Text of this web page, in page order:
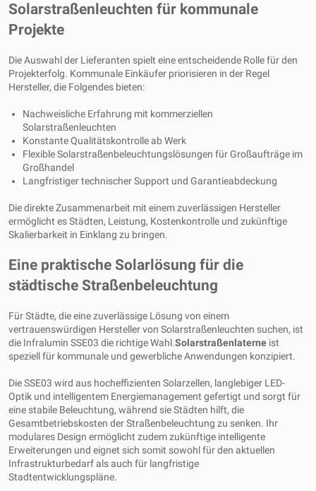
Solarstraßenleuchten für kommunale
Projekte
Die Auswahl der Lieferanten spielt eine entscheidende Rolle für den
Projekterfolg. Kommunale Einkäufer priorisieren in der Regel
Hersteller, die Folgendes bieten:
Nachweisliche Erfahrung mit kommerziellen
Solarstraßenleuchten
Konstante Qualitätskontrolle ab Werk
Flexible Solarstraßenbeleuchtungslösungen für Großaufträge im
Großhandel
Langfristiger technischer Support und Garantieabdeckung
Die direkte Zusammenarbeit mit einem zuverlässigen Hersteller
ermöglicht es Städten, Leistung, Kostenkontrolle und zukünftige
Skalierbarkeit in Einklang zu bringen.
Eine praktische Solarlösung für die
städtische Straßenbeleuchtung
Für Städte, die eine zuverlässige Lösung von einem
vertrauenswürdigen Hersteller von Solarstraßenleuchten suchen, ist
die Infralumin SSE03 die richtige Wahl.Solarstraßenlaterne ist
speziell für kommunale und gewerbliche Anwendungen konzipiert.
Die SSE03 wird aus hocheffizienten Solarzellen, langlebiger LED-
Optik und intelligentem Energiemanagement gefertigt und sorgt für
eine stabile Beleuchtung, während sie Städten hilft, die
Gesamtbetriebskosten der Straßenbeleuchtung zu senken. Ihr
modulares Design ermöglicht zudem zukünftige intelligente
Erweiterungen und eignet sich somit sowohl für den aktuellen
Infrastrukturbedarf als auch für langfristige
Stadtentwicklungspläne.